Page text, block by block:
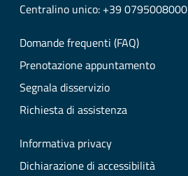
Centralino unico: +39 0795008000
Domande frequenti (FAQ)
Prenotazione appuntamento
Segnala disservizio
Richiesta di assistenza
Informativa privacy
Dichiarazione di accessibilità